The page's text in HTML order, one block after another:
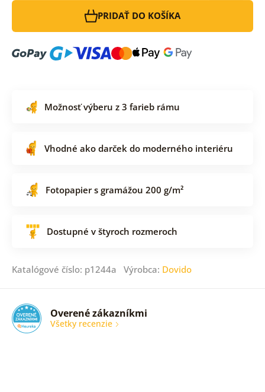
PRIDAŤ DO KOŠÍKA
Možnosť výberu z 3 farieb rámu
Vhodné ako darček do moderného interiéru
Fotopapier s gramážou 200 g/m²
Dostupné v štyroch rozmeroch
Katalógové číslo: p1244a Výrobca: Dovido
Overené zákazníkmi
Všetky recenzie